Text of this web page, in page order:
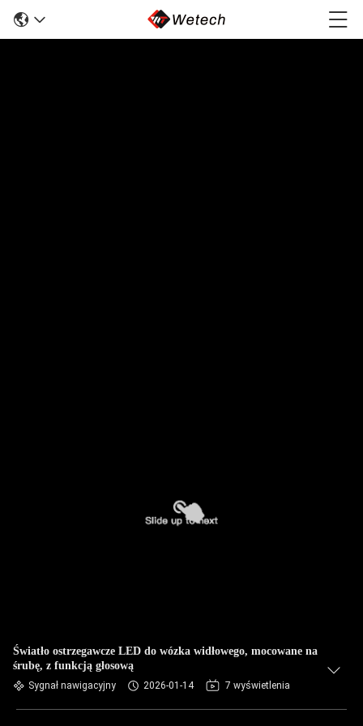
Światło ostrzegawcze LED do wózka widłowego, mocowane na
śrubę, z funkcją głosową
Sygnał nawigacyjny 2026-01-14 7 wyświetlenia